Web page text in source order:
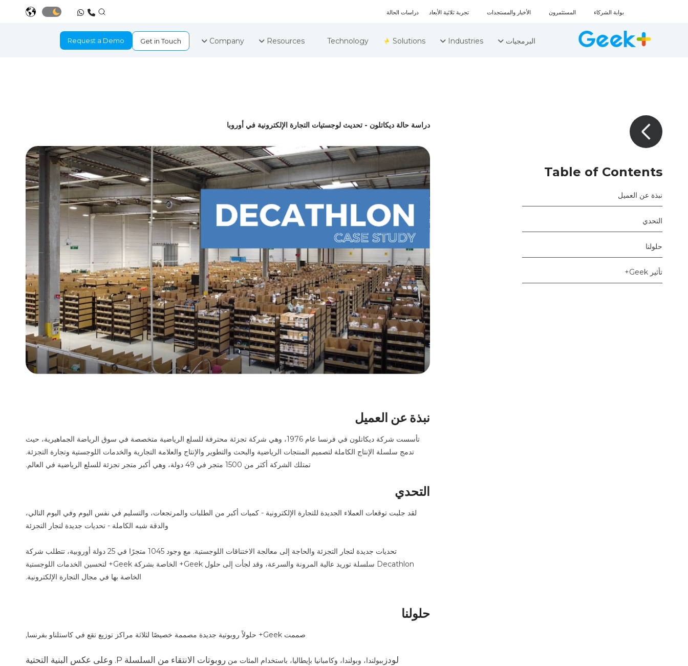
بوابة الشركاء المستثمرون الأخبار والمستجدات تجربة ثلاثية الأبعاد دراسات الحالة
البرمجيات Industries
Solutions
Technology
Resources
Company
Get in Touch
Request a Demo
Table of Contents
نبذة عن العميل
التحدي
حلولنا
تأثير Geek+
دراسة حالة ديكاتلون - تحديث لوجستيات التجارة الإلكترونية في أوروبا
نبذة عن العميل
تأسست شركة ديكاتلون في فرنسا عام 1976، وهي شركة تجزئة محترفة للسلع الرياضية متخصصة في سوق الرياضة الجماهيرية، حيث
تدمج سلسلة الإنتاج الكاملة لتصميم المنتجات الرياضية والبحث والتطوير والإنتاج والعلامة التجارية والخدمات اللوجستية وتجارة التجزئة.
تمتلك الشركة أكثر من 1500 متجر في 49 دولة، وهي أكبر متجر تجزئة للسلع الرياضية في العالم.
التحدي
لقد جلبت توقعات العملاء الجديدة للتجارة الإلكترونية - كميات أكبر من الطلبات والمرتجعات، والتسليم في نفس اليوم وفي اليوم التالي،
والدقة شبه الكاملة - تحديات جديدة لتجار التجزئة
تحديات جديدة لتجار التجزئة والحاجة إلى معالجة الاختناقات اللوجستية. مع وجود 1045 متجرًا في 25 دولة أوروبية، تتطلب شركة
Decathlon سلسلة توريد عالية المرونة والسرعة، وقد لجأت إلى حلول Geek+ الخاصة بشركة Geek+ لتحسين الخدمات اللوجستية
الخاصة بها في مجال التجارة الإلكترونية.
حلولنا
صممت Geek+ حلولاً روبوتية جديدة مصممة خصيصًا لثلاثة مراكز توزيع تقع في كاستلناو بفرنسا,
لودز ببولندا، وبولندا، وكامبانيا بإيطاليا، باستخدام المئات من
روبوتات الانتقاء من السلسلة P. وعلى عكس البنية التحتية